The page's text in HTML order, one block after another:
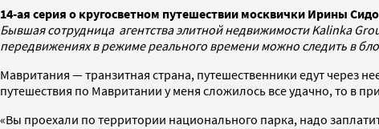
14-ая серия о кругосветном путешествии москвички Ирины
Бывшая сотрудница агентства элитной недвижимости Kalinka
передвижениях в режиме реального времени можно следить в
Мавритания — транзитная страна, путешественники едут через
путешествия по Мавритании у меня сложилось все удачно, то в
«Вы проехали по территории национального парка, надо